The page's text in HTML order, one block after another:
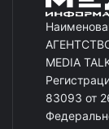
MEDIA
83093 от